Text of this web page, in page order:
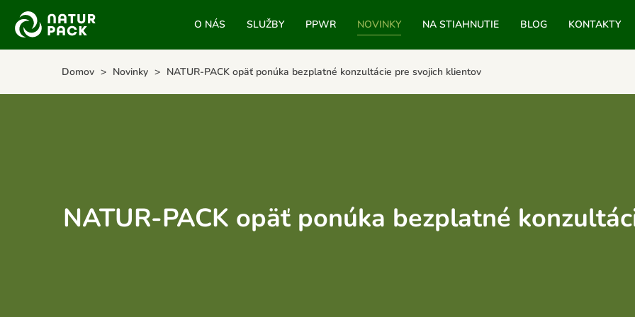
O NÁS SLUŽBY PPWR NOVINKY NA STIAHNUTIE BLOG KONTAKTY
Domov Novinky NATUR-PACK opäť ponúka bezplatné konzultácie pre svojich klientov
NATUR-PACK opäť ponúka bezplatné